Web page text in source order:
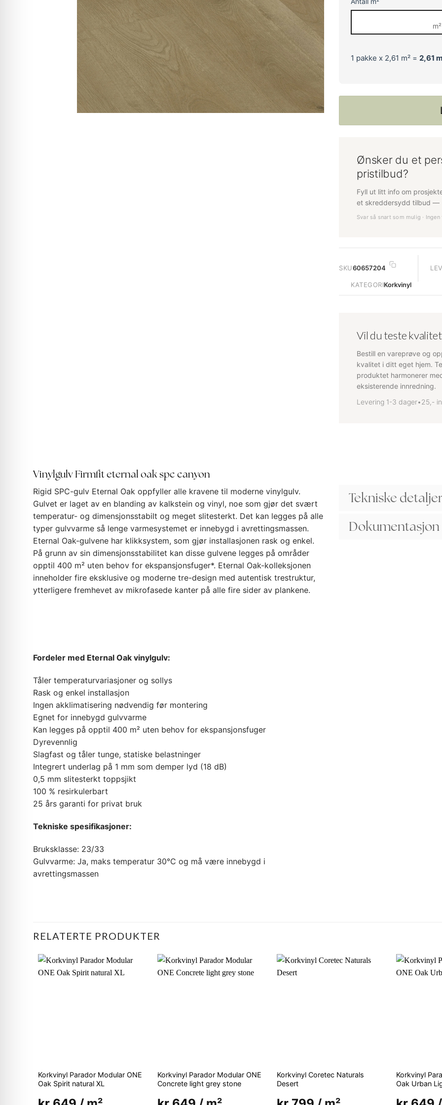
m²
1 pakke x 2,61 m² = 2,61
Ønsker du et
pristilbud?
Fyll ut litt info om
et skreddersydd tilbud —
Svar så snart som mulig ·
SKU60657204
KATEGORIKorkvinyl
Vil du teste
Bestill en vareprøve og
kvalitet i ditt eget hjem.
produktet harmonerer
eksisterende innredning.
Levering 1-3 dager•25,-
Vinylgulv Firmfit eternal oak spc canyon
Rigid SPC-gulv Eternal Oak oppfyller alle kravene til moderne vinylgulv.
Gulvet er laget av en blanding av kalkstein og vinyl, noe som gjør det svært
temperatur- og dimensjonsstabilt og meget slitesterkt. Det kan legges på alle
typer gulvvarme så lenge varmesystemet er innebygd i avrettingsmassen.
Eternal Oak-gulvene har klikksystem, som gjør installasjonen rask og enkel.
På grunn av sin dimensjonsstabilitet kan disse gulvene legges på områder
opptil 400 m² uten behov for ekspansjonsfuger*. Eternal Oak-kolleksjonen
inneholder fire eksklusive og moderne tre-design med autentisk trestruktur,
ytterligere fremhevet av mikrofasede kanter på alle fire sider av plankene.
Fordeler med Eternal Oak vinylgulv:
Tåler temperaturvariasjoner og sollys
Rask og enkel installasjon
Ingen akklimatisering nødvendig før montering
Egnet for innebygd gulvvarme
Kan legges på opptil 400 m² uten behov for ekspansjonsfuger
Dyrevennlig
Slagfast og tåler tunge, statiske belastninger
Integrert underlag på 1 mm som demper lyd (18 dB)
0,5 mm slitesterkt toppsjikt
100 % resirkulerbart
25 års garanti for privat bruk
Tekniske spesifikasjoner:
Bruksklasse: 23/33
Gulvvarme: Ja, maks temperatur 30°C og må være innebygd i
avrettingsmassen
Tekniske
Dokumentasjon
RELATERTE PRODUKTER
Korkvinyl Parador Modular ONE
Oak Spirit natural XL
Korkvinyl Parador Modular ONE
Concrete light grey stone
Korkvinyl Coretec Naturals
Desert
Korkvinyl
Oak Urban